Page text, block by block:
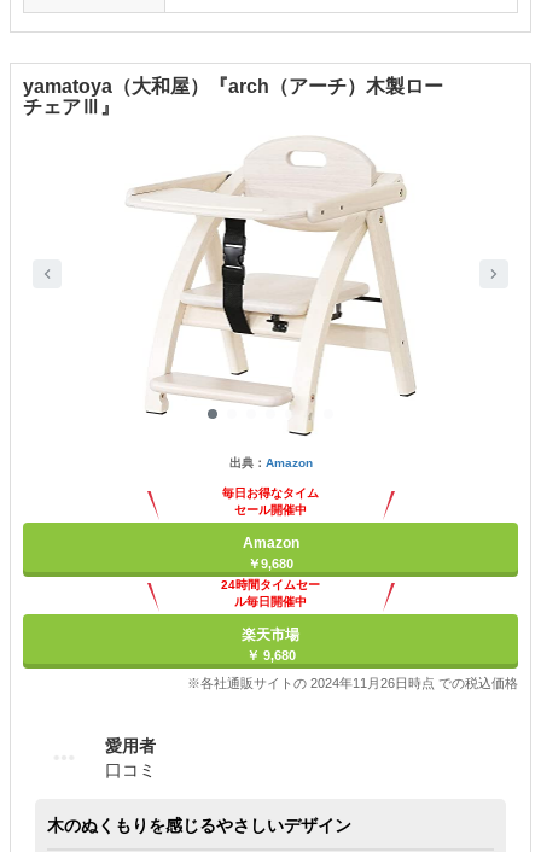
yamatoya（大和屋）『arch（アーチ）木製ロー
チェアⅢ』
出典： Amazon
毎日お得なタイム
セール開催中
Amazon
￥9,680
24時間タイムセー
ル毎日開催中
楽天市場
￥ 9,680
※各社通販サイトの 2024年11月26日時点 での税込価格
愛用者
口コミ
木のぬくもりを感じるやさしいデザイン